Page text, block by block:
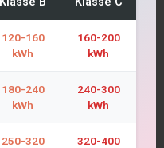
120-160
kWh
160-200
kWh
180-240
kWh
240-300
kWh
250-320
320-400